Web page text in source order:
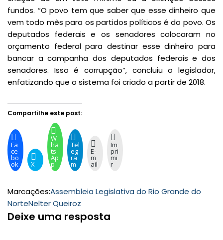
fundos. “O povo tem que saber que esse dinheiro que
vem todo mês para os partidos políticos é do povo. Os
deputados federais e os senadores colocaram no
orçamento federal para destinar esse dinheiro para
bancar a campanha dos deputados federais e dos
senadores. Isso é corrupção”, concluiu o legislador,
enfatizando que o sistema foi criado a partir de 2018.
Compartilhe este post:
Fa
ce
bo
ok X
W
ha
ts
Ap
p
Tel
eg
ra
m
E-
m
ail
Im
pri
mi
r
Marcações:Assembleia Legislativa do Rio Grande do
NorteNelter Queiroz
Deixe uma resposta